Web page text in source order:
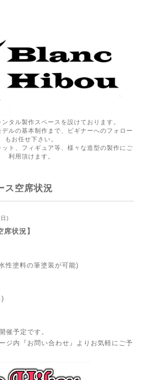
タル製作スペースを設けております。
ルの基本制作まで、ビギナーへのフォロー
もお任せ下さい。
ト、フィギュア等、様々な造型の製作にご
利用頂けます。
ス空席状況
)
席状況】
性塗料の筆塗装が可能)
)
催予定です。
ジ内『お問い合わせ』よりお気軽にご予